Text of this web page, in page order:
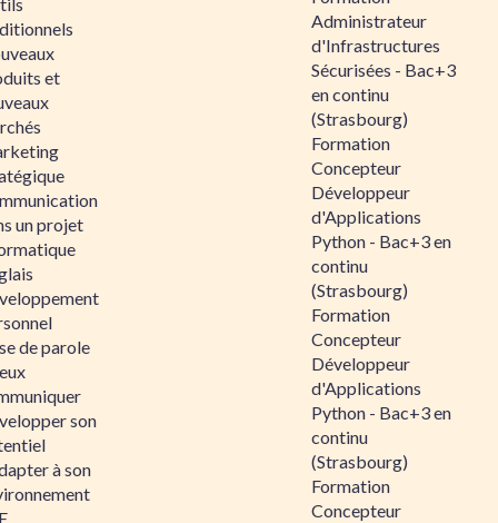
et
un projet
de parole
son
à son
Administrateur
d'Infrastructures
Sécurisées - Bac+3
en continu
(Strasbourg)
Formation
Concepteur
Développeur
d'Applications
Python - Bac+3 en
continu
(Strasbourg)
Formation
Concepteur
Développeur
d'Applications
Python - Bac+3 en
continu
(Strasbourg)
Formation
Concepteur